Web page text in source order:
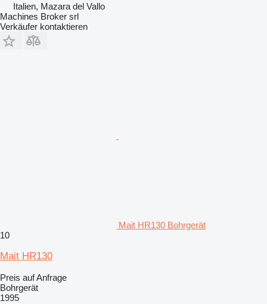
Italien, Mazara del Vallo
Machines Broker srl
Verkäufer kontaktieren
Mait HR130 Bohrgerät
10
Mait HR130
Preis auf Anfrage
Bohrgerät
1995